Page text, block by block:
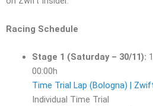
Racing Schedule
Stage 1 (Saturday – 30/11):
00:00h
Time Trial Lap (Bologna) |
Individual Time Trial